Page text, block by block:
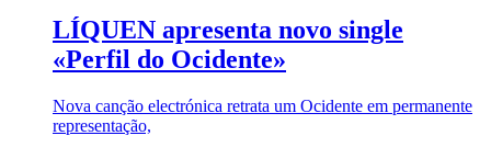
LÍQUEN apresenta novo single
«Perfil do Ocidente»
Nova canção electrónica retrata um Ocidente em permanente
representação,